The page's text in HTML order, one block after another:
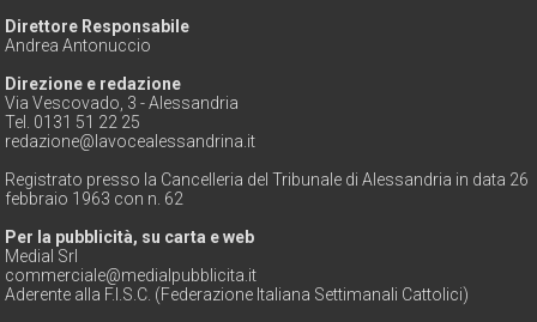
Direttore Responsabile
Andrea Antonuccio
Direzione e redazione
Via Vescovado, 3 - Alessandria
Tel. 0131 51 22 25
redazione@lavocealessandrina.it
Registrato presso la Cancelleria del Tribunale di Alessandria in data 26
febbraio 1963 con n. 62
Per la pubblicità, su carta e web
Medial Srl
commerciale@medialpubblicita.it
Aderente alla F.I.S.C. (Federazione Italiana Settimanali Cattolici)